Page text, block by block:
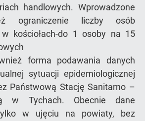
handlowych. Wprowadzone
ograniczenie liczby osób
kościołach-do 1 osoby na 15
forma podawania danych
sytuacji epidemiologicznej
Państwową Stację Sanitarno –
w Tychach. Obecnie dane
w ujęciu na powiaty, bez